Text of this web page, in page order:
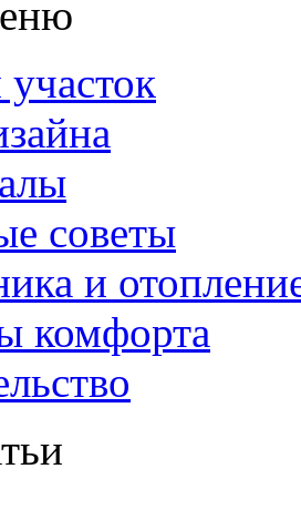
советы
и
комфорта